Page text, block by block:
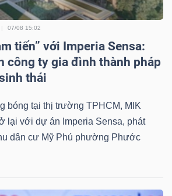
07/08 15:02
tiến” với Imperia Sensa:
công ty gia đình thành pháp
thái
bóng tại thị trường TPHCM, MIK
lại với dự án Imperia Sensa, phát
dân cư Mỹ Phú phường Phước